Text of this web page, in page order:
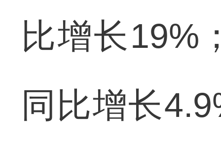
比增长19%
同比增长